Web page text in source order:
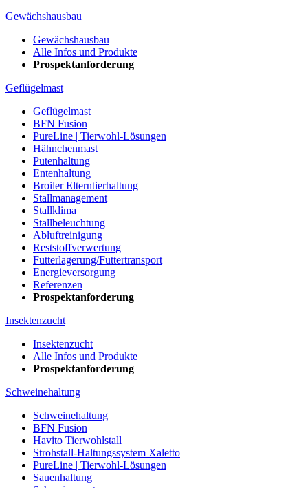
Gewächshausbau
Gewächshausbau
Alle Infos und Produkte
Prospektanforderung
Geflügelmast
Geflügelmast
BFN Fusion
PureLine | Tierwohl-Lösungen
Hähnchenmast
Putenhaltung
Entenhaltung
Broiler Elterntierhaltung
Stallmanagement
Stallklima
Stallbeleuchtung
Abluftreinigung
Reststoffverwertung
Futterlagerung/Futtertransport
Energieversorgung
Referenzen
Prospektanforderung
Insektenzucht
Insektenzucht
Alle Infos und Produkte
Prospektanforderung
Schweinehaltung
Schweinehaltung
BFN Fusion
Havito Tierwohlstall
Strohstall-Haltungssystem Xaletto
PureLine | Tierwohl-Lösungen
Sauenhaltung